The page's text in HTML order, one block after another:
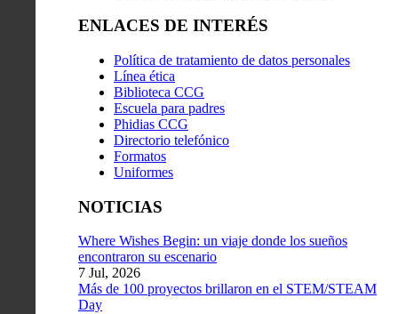
ENLACES DE INTERÉS
Política de tratamiento de datos personales
Línea ética
Biblioteca CCG
Escuela para padres
Phidias CCG
Directorio telefónico
Formatos
Uniformes
NOTICIAS
Where Wishes Begin: un viaje donde los sueños
encontraron su escenario
7 Jul, 2026
Más de 100 proyectos brillaron en el STEM/STEAM
Day